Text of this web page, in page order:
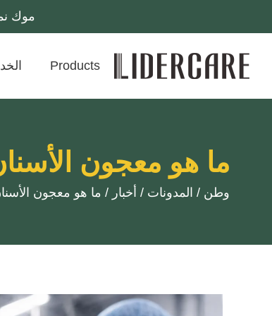
موك نموذجي لكل
Products
ما هو معجون
وطن / المدونات / أخبار / ما هو معجون